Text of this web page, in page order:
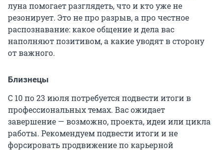
луна помогает разглядеть, что и кто уже не
резонирует. Это не про разрыв, а про честное
распознавание: какое общение и дела вас
наполняют позитивом, а какие уводят в сторону
от важного.
Близнецы
С 10 по 23 июля потребуется подвести итоги в
профессиональных темах. Вас ожидает
завершение — возможно, проекта, идеи или цикла
работы. Рекомендуем подвести итоги и не
форсировать продвижение по карьерной